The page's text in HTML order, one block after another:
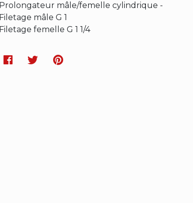
Prolongateur mâle/femelle cylindrique -
Filetage mâle G 1
Filetage femelle G 1 1/4
Facebook
TwitterPinterest